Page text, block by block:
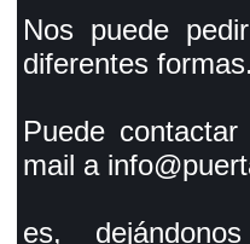
Nos puede
diferentes formas.
Puede
mail a
es,